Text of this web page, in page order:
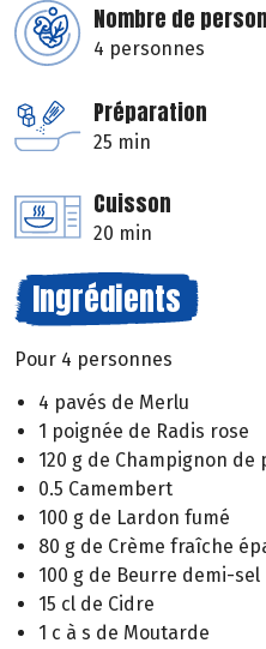
Nombre de
4 personnes
Préparation
25 min
Cuisson
20 min
Ingrédients
Pour 4 personnes
4 pavés de Merlu
1 poignée de Radis rose
120 g de Champignon de
0.5 Camembert
100 g de Lardon fumé
80 g de Crème fraîche
100 g de Beurre demi-sel
15 cl de Cidre
1 c à s de Moutarde